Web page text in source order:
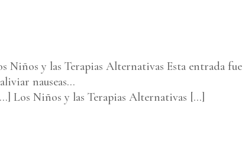
Niños y las Terapias Alternativas Esta entrada fue
nauseas…
Los Niños y las Terapias Alternativas [...]